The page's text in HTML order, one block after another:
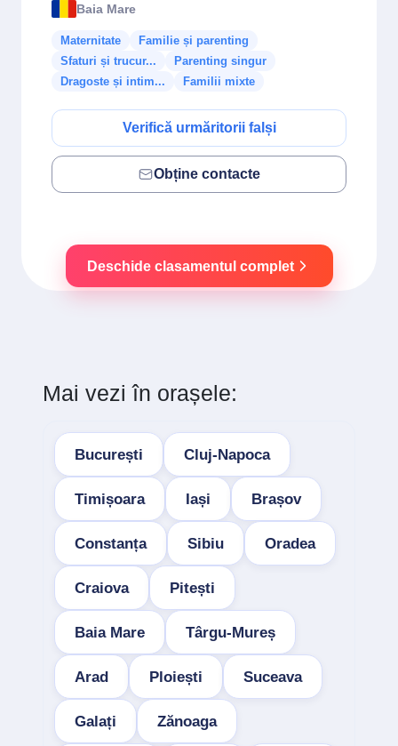
Baia Mare
Maternitate
Familie și parenting
Sfaturi și trucur...
Parenting singur
Dragoste și intim...
Familii mixte
Verifică urmăritorii falși
Obține contacte
Deschide clasamentul complet
Mai vezi în orașele:
București Cluj-Napoca
Timișoara Iași Brașov
Constanța Sibiu Oradea
Craiova Pitești
Baia Mare Târgu-Mureș
Arad Ploiești Suceava
Galați Zănoaga